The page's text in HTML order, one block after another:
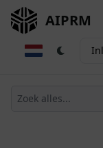
AIPRM